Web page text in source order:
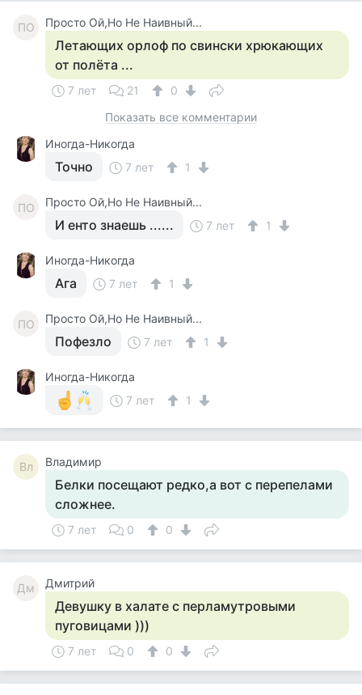
ПО Просто Ой,Но Не Наивный...
Летающих орлоф по свински хрюкающих
от полёта ...
7 лет 21
0
Показать все комментарии
Иногда-Никогда
Точно 7 лет 1
ПО Просто Ой,Но Не Наивный...
И енто знаешь ...... 7 лет 1
Иногда-Никогда
Ага 7 лет 1
ПО Просто Ой,Но Не Наивный...
Пофезло 7 лет 1
Иногда-Никогда
7 лет
1
Вл Владимир
Белки посещают редко,а вот с перепелами
сложнее.
7 лет 0 0
Дм Дмитрий
Девушку в халате с перламутровыми
пуговицами )))
7 лет 0 0